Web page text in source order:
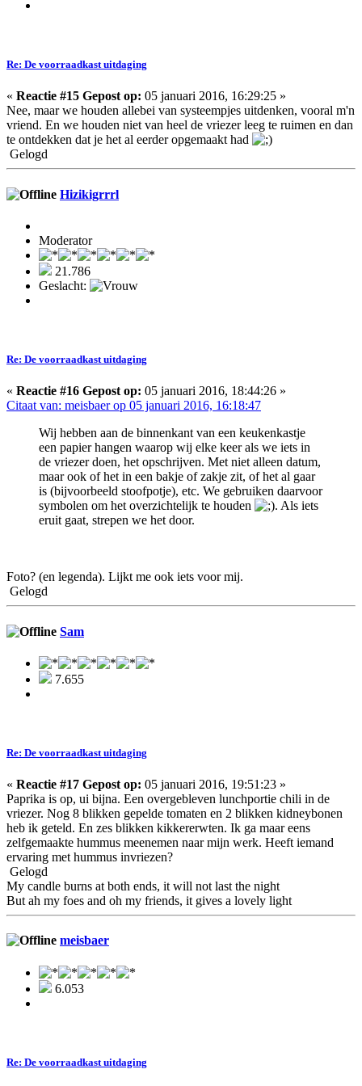
Re: De voorraadkast uitdaging
« Reactie #15 Gepost op: 05 januari 2016, 16:29:25 »
Nee, maar we houden allebei van systeempjes uitdenken, vooral m'n
vriend. En we houden niet van heel de vriezer leeg te ruimen en dan
te ontdekken dat je het al eerder opgemaakt had
Gelogd
Hizikigrrrl
Moderator
21.786
Geslacht:
Re: De voorraadkast uitdaging
« Reactie #16 Gepost op: 05 januari 2016, 18:44:26 »
Citaat van: meisbaer op 05 januari 2016, 16:18:47
Wij hebben aan de binnenkant van een keukenkastje
een papier hangen waarop wij elke keer als we iets in
de vriezer doen, het opschrijven. Met niet alleen datum,
maar ook of het in een bakje of zakje zit, of het al gaar
is (bijvoorbeeld stoofpotje), etc. We gebruiken daarvoor
symbolen om het overzichtelijk te houden
. Als iets
eruit gaat, strepen we het door.
Foto? (en legenda). Lijkt me ook iets voor mij.
Gelogd
Sam
7.655
Re: De voorraadkast uitdaging
« Reactie #17 Gepost op: 05 januari 2016, 19:51:23 »
Paprika is op, ui bijna. Een overgebleven lunchportie chili in de
vriezer. Nog 8 blikken gepelde tomaten en 2 blikken kidneybonen
heb ik geteld. En zes blikken kikkererwten. Ik ga maar eens
zelfgemaakte hummus meenemen naar mijn werk. Heeft iemand
ervaring met hummus invriezen?
Gelogd
My candle burns at both ends, it will not last the night
But ah my foes and oh my friends, it gives a lovely light
meisbaer
6.053
Re: De voorraadkast uitdaging